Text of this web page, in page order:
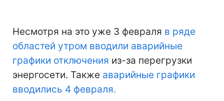
Несмотря на это уже 3 февраля в ряде
областей утром вводили аварийные
графики отключения из-за перегрузки
энергосети. Также аварийные графики
вводились 4 февраля.